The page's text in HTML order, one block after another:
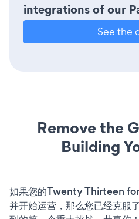
integrations of our
See the
Remove the
Building
如果您的Twenty Thirteen
并开始运营，那么您已经克服